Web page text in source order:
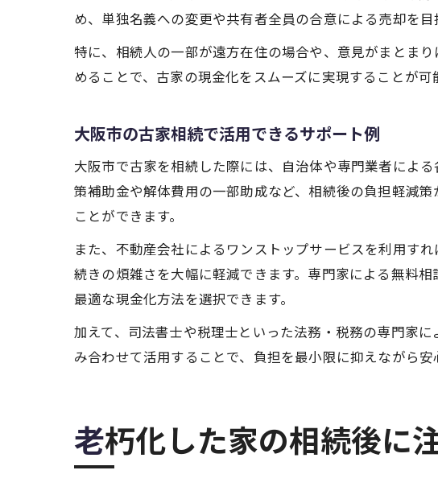
め、単独名義への変更や共有者全員の合意による売却を目
特に、相続人の一部が遠方在住の場合や、意見がまとま
めることで、古家の現金化をスムーズに実現することが可
大阪市の古家相続で活用できるサポート例
大阪市で古家を相続した際には、自治体や専門業者によ
策補助金や解体費用の一部助成など、相続後の負担軽減
ことができます。
また、不動産会社によるワンストップサービスを利用す
続きの煩雑さを大幅に軽減できます。専門家による無料
最適な現金化方法を選択できます。
加えて、司法書士や税理士といった法務・税務の専門家
み合わせて活用することで、負担を最小限に抑えながら安
老朽化した家の相続後